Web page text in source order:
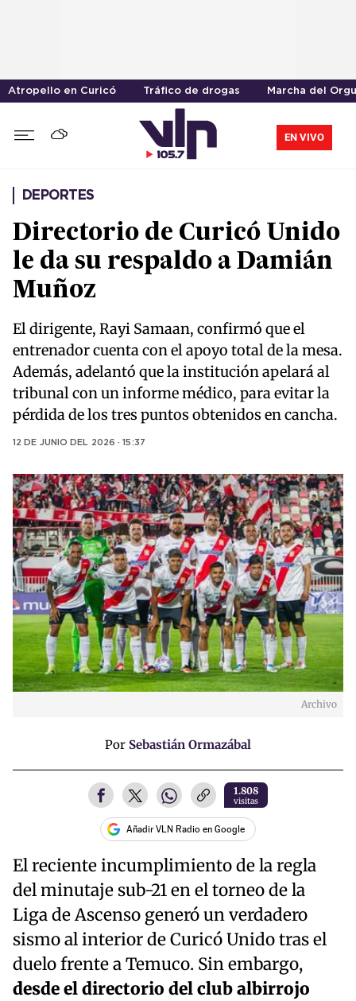
Atropello en Curicó Tráfico de drogas Marcha del
EN VIVO
DEPORTES
Directorio de Curicó Unido
le da su respaldo a Damián
Muñoz
El dirigente, Rayi Samaan, confirmó que el
entrenador cuenta con el apoyo total de la mesa.
Además, adelantó que la institución apelará al
tribunal con un informe médico, para evitar la
pérdida de los tres puntos obtenidos en cancha.
12 DE JUNIO DEL 2026 · 15:37
Archivo
Por Sebastián Ormazábal
1.808
visitas
Añadir VLN Radio en Google
El reciente incumplimiento de la regla
del minutaje sub-21 en el torneo de la
Liga de Ascenso generó un verdadero
sismo al interior de Curicó Unido tras el
duelo frente a Temuco. Sin embargo,
desde el directorio del club albirrojo